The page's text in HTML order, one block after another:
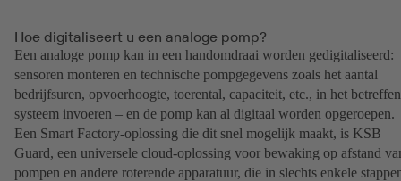
Hoe digitaliseert u een analoge pomp?
Een analoge pomp kan in een handomdraai worden gedigitaliseerd:
sensoren monteren en technische pompgegevens zoals het aantal
bedrijfsuren, opvoerhoogte, toerental, capaciteit, etc., in het
systeem invoeren – en de pomp kan al digitaal worden opgeroepen.
Een Smart Factory-oplossing die dit snel mogelijk maakt, is KSB
Guard, een universele cloud-oplossing voor bewaking op afstand
pompen en andere roterende apparatuur, die in slechts enkele